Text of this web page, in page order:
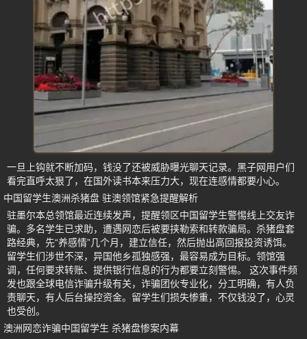
一旦上钩就不断加码，钱没了还被威胁曝光聊天记录。黑子网用户们
看完直呼太狠了，在国外读书本来压力大，现在连感情都要小心。
中国留学生澳洲杀猪盘 驻澳领馆紧急提醒解析
驻墨尔本总领馆最近连续发声，提醒领区中国留学生警惕线上交友诈
骗。多名学生已求助，遭遇网恋后被要挟勒索和转款骗局。杀猪盘套
路经典，先“养感情”几个月，建立信任，然后抛出高回报投资诱饵。
留学生们涉世不深，异国他乡孤独感强，最容易成为目标。领馆强
调，任何要求转账、提供银行信息的行为都要立刻警惕。 这次事件频
发也跟全球电信诈骗升级有关，诈骗团伙专业化，分工明确，有人负
责聊天，有人后台操控资金。留学生们损失惨重，不仅钱没了，心灵
也受创。
澳洲网恋诈骗中国留学生 杀猪盘惨案内幕